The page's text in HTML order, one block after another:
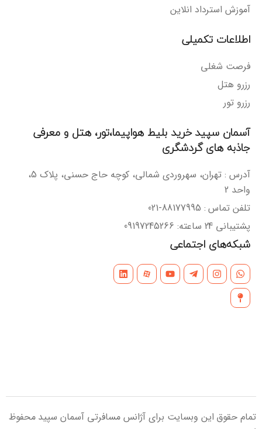
آموزش استرداد انلاین
اطلاعات تکمیلی
فرصت شغلی
رزرو هتل
رزرو تور
آسمان سپید خرید بلیط هواپیما،تور، هتل و معرفی
جاذبه های گردشگری
آدرس : تهران، سهروردی شمالی، کوچه حاج حسنی، پلاک 5،
واحد 2
تلفن تماس : 88177995-021
پشتیبانی 24 ساعته: 09197245266
شبکه‌های اجتماعی
تمام حقوق این وبسایت برای آژانس مسافرتی آسمان سپید محفوظ